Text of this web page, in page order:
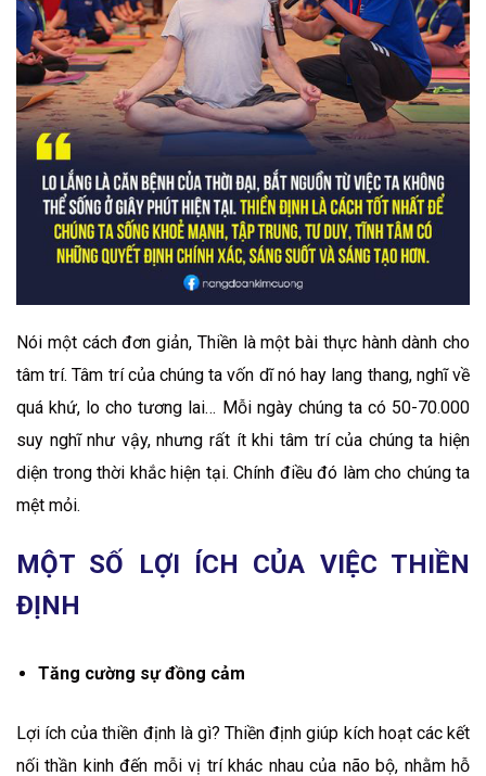
Nói một cách đơn giản, Thiền là một bài thực hành dành cho
tâm trí. Tâm trí của chúng ta vốn dĩ nó hay lang thang, nghĩ về
quá khứ, lo cho tương lai… Mỗi ngày chúng ta có 50-70.000
suy nghĩ như vậy, nhưng rất ít khi tâm trí của chúng ta hiện
diện trong thời khắc hiện tại. Chính điều đó làm cho chúng ta
mệt mỏi.
MỘT SỐ LỢI ÍCH CỦA VIỆC THIỀN
ĐỊNH
Tăng cường sự đồng cảm
Lợi ích của thiền định là gì? Thiền định giúp kích hoạt các kết
nối thần kinh đến mỗi vị trí khác nhau của não bộ, nhằm hỗ